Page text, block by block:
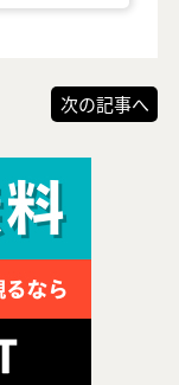
次の記事へ